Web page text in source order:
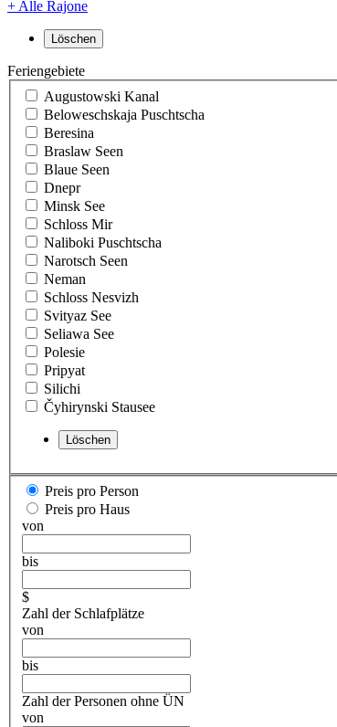
+ Alle Rajone
Feriengebiete
Augustowski Kanal
Beloweschskaja Puschtscha
Beresina
Braslaw Seen
Blaue Seen
Dnepr
Minsk See
Schloss Mir
Naliboki Puschtscha
Narotsch Seen
Neman
Schloss Nesvizh
Svityaz See
Seliawa See
Polesie
Pripyat
Silichi
Čyhirynski Stausee
Preis pro Person
Preis pro Haus
von
bis
$
Zahl der Schlafplätze
von
bis
Zahl der Personen ohne ÜN
von